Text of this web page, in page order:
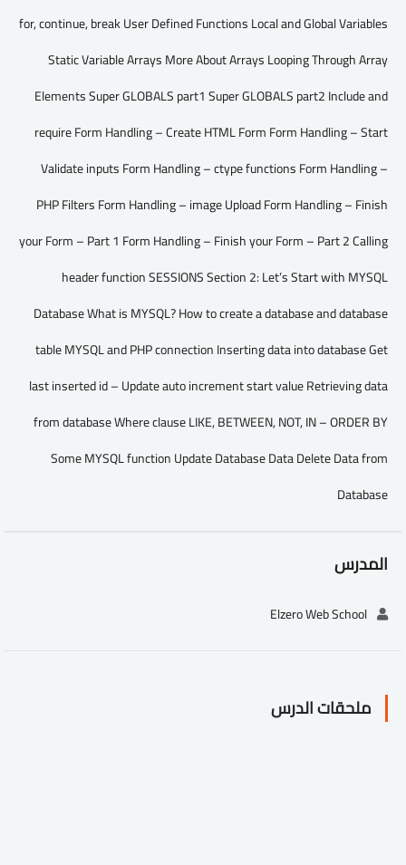
for, continue, break User Defined Functions Local and Global Variables
Static Variable Arrays More About Arrays Looping Through Array
Elements Super GLOBALS part1 Super GLOBALS part2 Include and
require Form Handling – Create HTML Form Form Handling – Start
Validate inputs Form Handling – ctype functions Form Handling –
PHP Filters Form Handling – image Upload Form Handling – Finish
your Form – Part 1 Form Handling – Finish your Form – Part 2 Calling
header function SESSIONS Section 2: Let’s Start with MYSQL
Database What is MYSQL? How to create a database and database
table MYSQL and PHP connection Inserting data into database Get
last inserted id – Update auto increment start value Retrieving data
from database Where clause LIKE, BETWEEN, NOT, IN – ORDER BY
Some MYSQL function Update Database Data Delete Data from
Database
المدرس
ملحقات الدرس